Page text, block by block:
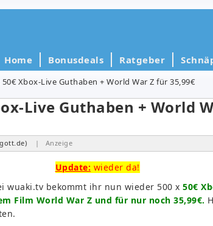
Home Bonusdeals Ratgeber
Xbox-Live Guthaben + World War Z für 35,99€
Live Guthaben + World
| Anzeige
Update: wieder da!
wuaki.tv bekommt ihr nun wieder 500 x 50€
Film World War Z und für nur noch 35,99€.